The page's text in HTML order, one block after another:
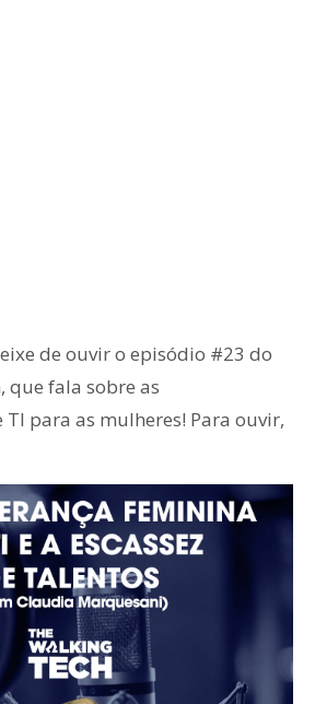
de ouvir o episódio #23 do
que fala sobre as
para as mulheres! Para ouvir,